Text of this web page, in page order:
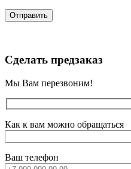
Сделать предзаказ
Мы Вам перезвоним!
Как к вам можно обращаться
Ваш телефон